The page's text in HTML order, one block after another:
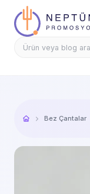
Bez Çantalar